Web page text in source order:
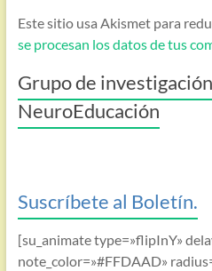
Este sitio usa Akismet para
se procesan los datos de tus
Grupo de
NeuroEducación
Suscríbete al Boletín.
[su_animate type=»flipInY»
note_color=»#FFDAAD»